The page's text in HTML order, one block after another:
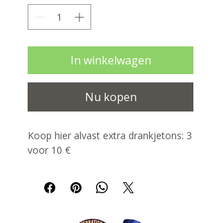
In winkelwagen
Nu kopen
Koop hier alvast extra drankjetons: 3
voor 10 €